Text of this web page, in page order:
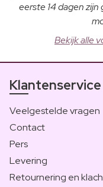
eerste 14 dagen
Bekijk alle
Klantenservice
Veelgestelde vragen
Contact
Pers
Levering
Retournering en